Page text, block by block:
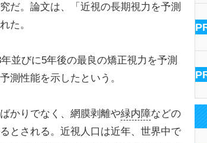
だ。論文は、「近視の長期視力を予測
た。
並びに5年後の最良の矯正視力を予測
測性能を示したという。
かりでなく、網膜剥離や緑内障などの
とされる。近視人口は近年、世界中で